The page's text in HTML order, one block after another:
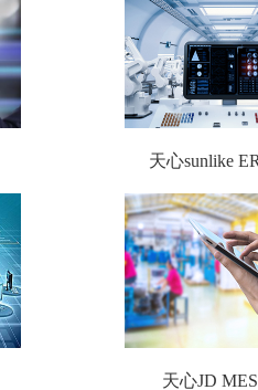
天心sunlike
天心JD